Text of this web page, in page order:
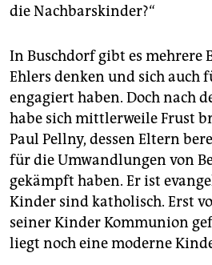
die Nachbarskinder?“
In Buschdorf gibt es mehrere
Ehlers denken und sich auch
engagiert haben. Doch nach
habe sich mittlerweile Frust
Paul Pellny, dessen Eltern
für die Umwandlungen von
gekämpft haben. Er ist
Kinder sind katholisch. Erst
seiner Kinder Kommunion
liegt noch eine moderne